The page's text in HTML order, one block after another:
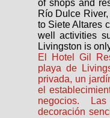
of shops and
Río Dulce
to Siete Altares
well activities
Livingston is
El Hotel Gil
playa de
privada, un
el
negocios.
decoración